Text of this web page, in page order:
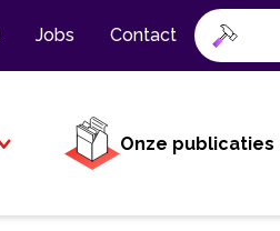
Jobs Contact
Onze publicaties